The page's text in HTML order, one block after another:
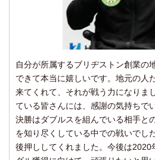
自分が所属するブリヂストン創業の
できて本当に嬉しいです。地元の人
来てくれて、それが戦う力になりま
ている皆さんには、感謝の気持ちで
決勝はダブルスを組んでいる相手と
を知り尽くしている中での戦いでし
後押ししてくれました。今後は2020